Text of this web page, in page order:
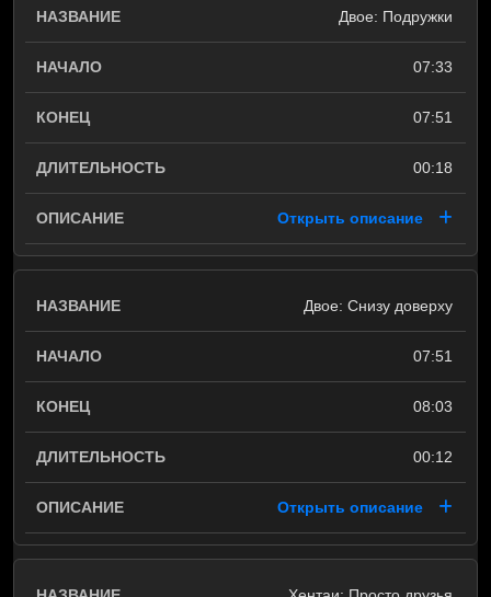
Двое: Подружки
07:33
07:51
00:18
Открыть описание
Двое: Снизу доверху
07:51
08:03
00:12
Открыть описание